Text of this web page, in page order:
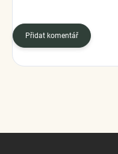
Přidat komentář